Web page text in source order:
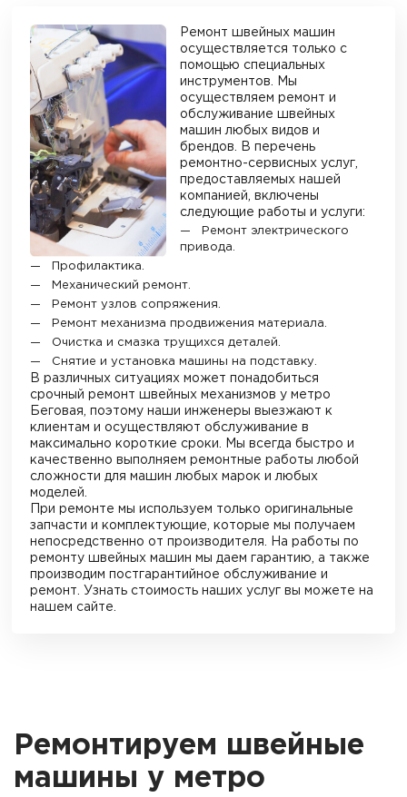
Ремонт швейных машин
осуществляется только с
помощью специальных
инструментов. Мы
осуществляем ремонт и
обслуживание швейных
машин любых видов и
брендов. В перечень
ремонтно-сервисных услуг,
предоставляемых нашей
компанией, включены
следующие работы и услуги:
Ремонт электрического
привода.
Профилактика.
Механический ремонт.
Ремонт узлов сопряжения.
Ремонт механизма продвижения материала.
Очистка и смазка трущихся деталей.
Снятие и установка машины на подставку.
В различных ситуациях может понадобиться
срочный ремонт швейных механизмову метро
Беговая
, поэтому наши инженеры выезжают к
клиентам и осуществляют обслуживание в
максимально короткие сроки. Мы всегда быстро и
качественно выполняем ремонтные работы любой
сложности для машин любых марок и любых
моделей.
При ремонте мы используем только оригинальные
запчасти и комплектующие, которые мы получаем
непосредственно от производителя. На работы по
ремонту швейных машин мы даем гарантию, а также
производим постгарантийное обслуживание и
ремонт. Узнать стоимость наших услуг вы можете на
нашем сайте.
Ремонтируем швейные
машины у метро